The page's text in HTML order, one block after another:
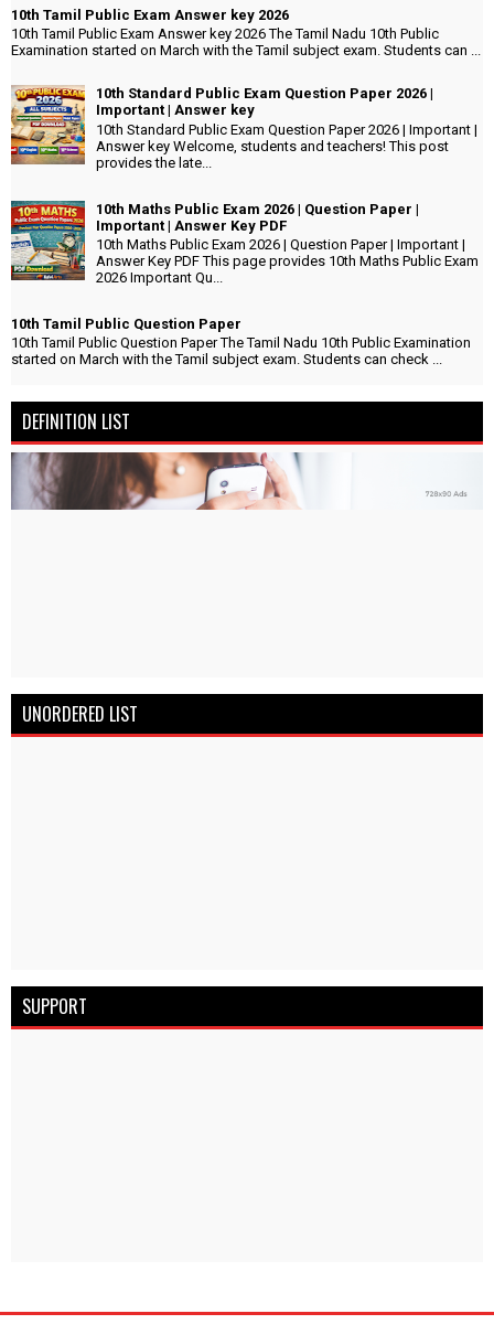
10th Tamil Public Exam Answer key 2026
10th Tamil Public Exam Answer key 2026 The Tamil Nadu 10th Public
Examination started on March with the Tamil subject exam. Students can ...
10th Standard Public Exam Question Paper 2026 |
Important | Answer key
10th Standard Public Exam Question Paper 2026 | Important |
Answer key Welcome, students and teachers! This post
provides the late...
10th Maths Public Exam 2026 | Question Paper |
Important | Answer Key PDF
10th Maths Public Exam 2026 | Question Paper | Important |
Answer Key PDF This page provides 10th Maths Public Exam
2026 Important Qu...
10th Tamil Public Question Paper
10th Tamil Public Question Paper The Tamil Nadu 10th Public Examination
started on March with the Tamil subject exam. Students can check ...
DEFINITION LIST
UNORDERED LIST
SUPPORT